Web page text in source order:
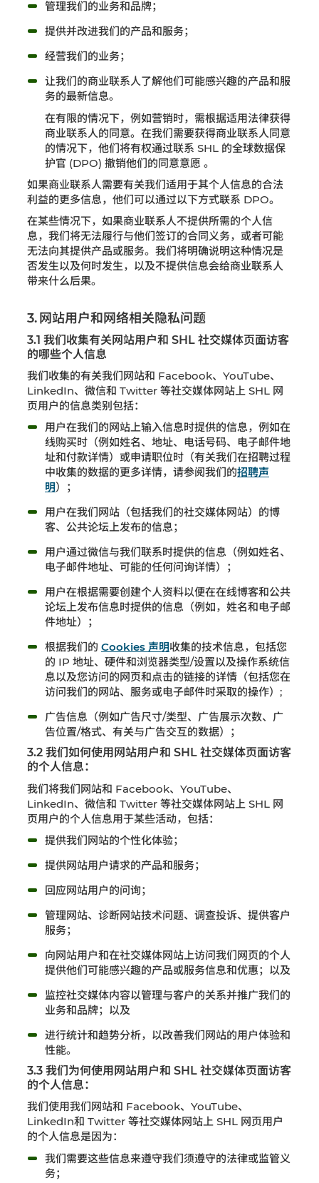
管理我们的业务和品牌；
提供并改进我们的产品和服务；
经营我们的业务；
让我们的商业联系人了解他们可能感兴趣的产品和服
务的最新信息。
在有限的情况下，例如营销时，需根据适用法律获得
商业联系人的同意。在我们需要获得商业联系人同意
的情况下，他们将有权通过联系 SHL 的全球数据保
护官 (DPO) 撤销他们的同意意愿 。
如果商业联系人需要有关我们适用于其个人信息的合法
利益的更多信息，他们可以通过以下方式联系 DPO。
在某些情况下，如果商业联系人不提供所需的个人信
息，我们将无法履行与他们签订的合同义务，或者可能
无法向其提供产品或服务。我们将明确说明这种情况是
否发生以及何时发生，以及不提供信息会给商业联系人
带来什么后果。
3. 网站用户和网络相关隐私问题
3.1 我们收集有关网站用户和 SHL 社交媒体页面访客
的哪些个人信息
我们收集的有关我们网站和 Facebook、YouTube、
LinkedIn、微信和 Twitter 等社交媒体网站上 SHL 网
页用户的信息类别包括：
用户在我们的网站上输入信息时提供的信息，例如在
线购买时（例如姓名、地址、电话号码、电子邮件地
址和付款详情）或申请职位时（有关我们在招聘过程
中收集的数据的更多详情，请参阅我们的招聘声
明）；
用户在我们网站（包括我们的社交媒体网站）的博
客、公共论坛上发布的信息；
用户通过微信与我们联系时提供的信息（例如姓名、
电子邮件地址、可能的任何问询详情）；
用户在根据需要创建个人资料以便在在线博客和公共
论坛上发布信息时提供的信息（例如，姓名和电子邮
件地址）；
根据我们的 Cookies 声明收集的技术信息，包括您
的 IP 地址、硬件和浏览器类型/设置以及操作系统信
息以及您访问的网页和点击的链接的详情（包括您在
访问我们的网站、服务或电子邮件时采取的操作）;
广告信息（例如广告尺寸/类型、广告展示次数、广
告位置/格式、有关与广告交互的数据）；
3.2 我们如何使用网站用户和 SHL 社交媒体页面访客
的个人信息：
我们将我们网站和 Facebook、YouTube、
LinkedIn、微信和 Twitter 等社交媒体网站上 SHL 网
页用户的个人信息用于某些活动，包括：
提供我们网站的个性化体验；
提供网站用户请求的产品和服务；
回应网站用户的问询；
管理网站、诊断网站技术问题、调查投诉、提供客户
服务；
向网站用户和在社交媒体网站上访问我们网页的个人
提供他们可能感兴趣的产品或服务信息和优惠；以及
监控社交媒体内容以管理与客户的关系并推广我们的
业务和品牌；以及
进行统计和趋势分析，以改善我们网站的用户体验和
性能。
3.3 我们为何使用网站用户和 SHL 社交媒体页面访客
的个人信息：
我们使用我们网站和 Facebook、YouTube、
LinkedIn和 Twitter 等社交媒体网站上 SHL 网页用户
的个人信息是因为：
我们需要这些信息来遵守我们须遵守的法律或监管义
务；